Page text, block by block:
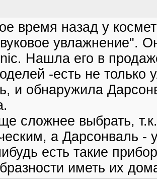
время назад у
увлажнение".
Нашла его в
-есть не только
и обнаружила
сложнее выбрать,
а Дарсонваль
есть такие
иметь их